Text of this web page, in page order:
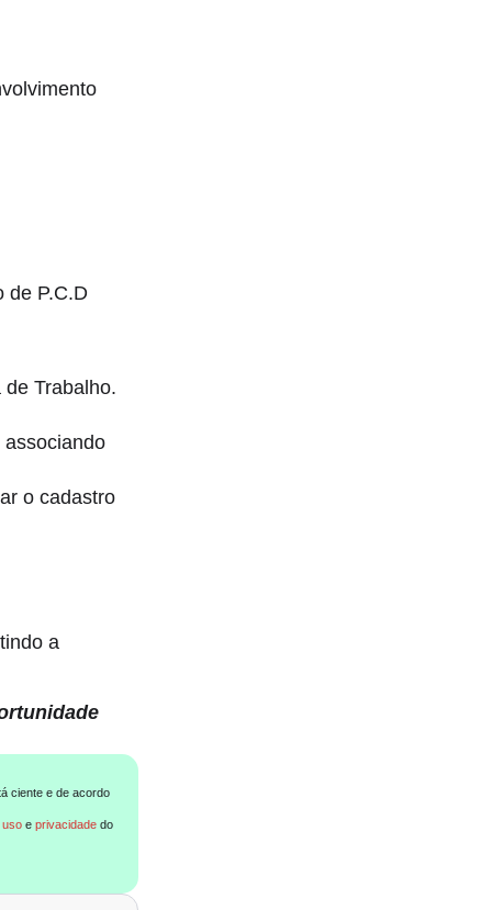
de P.C.D
Trabalho.
o cadastro
a
ciente e de acordo
uso eprivacidade do